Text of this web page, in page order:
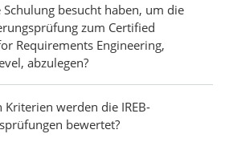
Schulung besucht haben, um die
zum Certified
Requirements Engineering,
abzulegen?
Kriterien werden die IREB-
bewertet?